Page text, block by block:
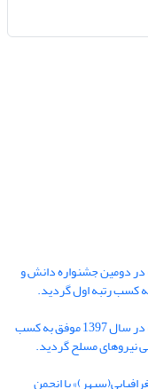
در دومین جشنواره دانش و
نشریه علمی - پژوهشی « اطلاعات جغرافیایی(سپهر)» در سال 1397 موفق به کسب
نیروهای مسلح گردید.
با انجمن